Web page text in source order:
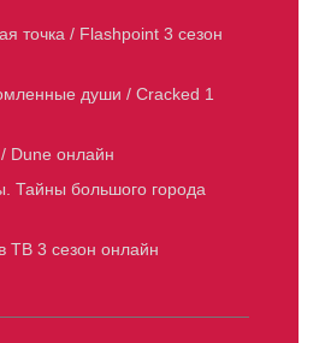
точка / Flashpoint 3 сезон
души / Cracked 1
Dune онлайн
Тайны большого города
ТВ 3 сезон онлайн